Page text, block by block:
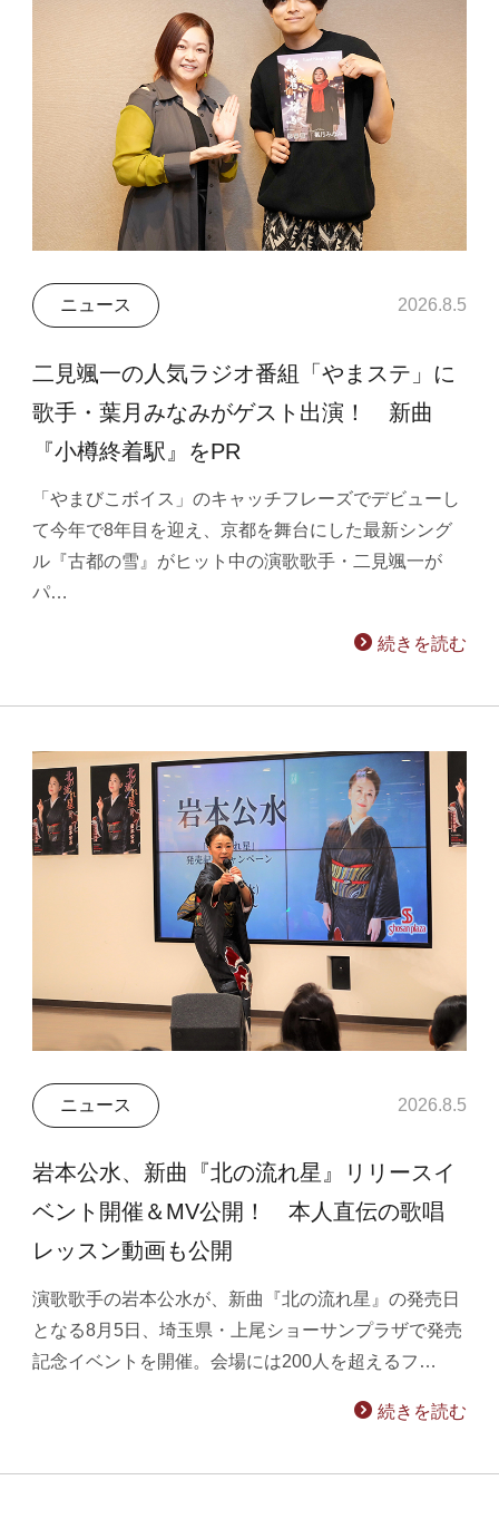
ニュース 2026.8.5
二見颯一の人気ラジオ番組「やまステ」に
歌手・葉月みなみがゲスト出演！ 新曲
『小樽終着駅』をPR
「やまびこボイス」のキャッチフレーズでデビューし
て今年で8年目を迎え、京都を舞台にした最新シング
ル『古都の雪』がヒット中の演歌歌手・二見颯一が
パ…
続きを読む
ニュース 2026.8.5
岩本公水、新曲『北の流れ星』リリースイ
ベント開催＆MV公開！ 本人直伝の歌唱
レッスン動画も公開
演歌歌手の岩本公水が、新曲『北の流れ星』の発売日
となる8月5日、埼玉県・上尾ショーサンプラザで発売
記念イベントを開催。会場には200人を超えるフ…
続きを読む